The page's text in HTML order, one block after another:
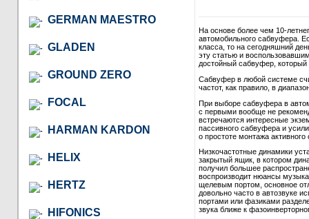
GERMAN MAESTRO
GLADEN
GROUND ZERO
FOCAL
HARMAN KARDON
HELIX
HERTZ
HIFONICS
На основе более чем 10-
автомобильного сабвуфера.
класса, то на сегодняшний
эту статью и
достойный сабвуфер, который
Сабвуфер в любой системе
частот, как правило, в
При выборе сабвуфера в
с первыми вообще не
встречаются интересные
пассивного сабвуфера и
о простоте монтажа
Низкочастотные динамики
закрытый ящик, в котором
получил большее
воспроизводит нюансы
щелевым портом, основное
довольно часто в автозвуке
портами или фазиками
звука ближе к